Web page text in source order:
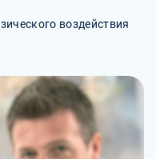
воздействия